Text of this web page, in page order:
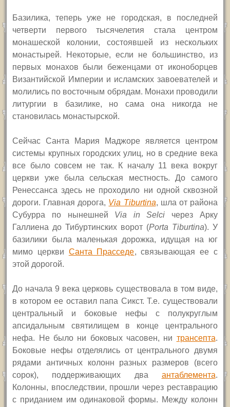
Базилика, теперь уже не городская, в последней
четверти первого тысячелетия стала центром
монашеской колонии, состоявшей из нескольких
монастырей. Некоторые, если не большинство, из
первых монахов были беженцами от иконоборцев
Византийской Империи и исламских завоевателей и
молились по восточным обрядам. Монахи проводили
литургии в базилике, но сама она никогда не
становилась монастырской.
Сейчас Санта Мария Маджоре является центром
системы крупных городских улиц, но в средние века
все было совсем не так. К началу 11 века вокруг
церкви уже была сельская местность. До самого
Ренессанса здесь не проходило ни одной сквозной
дороги. Главная дорога, Via Tiburtina, шла от района
Субурра по нынешней Via in Selci
через Арку
Галлиена до Тибуртинских ворот (Porta Tiburtina). У
базилики была маленькая дорожка, идущая на юг
мимо церкви Санта Прасседе, связывающая ее с
этой дорогой.
До начала 9 века церковь существовала в том виде,
в котором ее оставил папа Сикст. Т.е. существовали
центральный и боковые нефы с полукруглым
апсидальным святилищем в конце центрального
нефа. Не было ни боковых часовен, ни трансепта.
Боковые нефы отделялись от центрального двумя
рядами античных колонн разных размеров (всего
сорок), поддерживающих два антаблемента.
Колонны, впоследствии, прошли через реставрацию
с приданием им одинаковой формы. Между колонн